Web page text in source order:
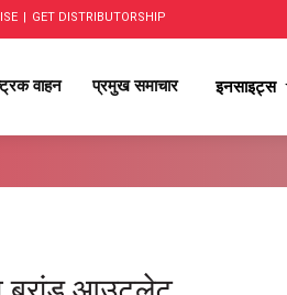
| GET DISTRIBUTORSHIP
वाहन प्रमुख समाचार इनसाइट्स